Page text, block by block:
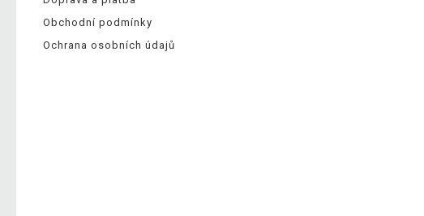
Obchodní podmínky
Ochrana osobních údajů